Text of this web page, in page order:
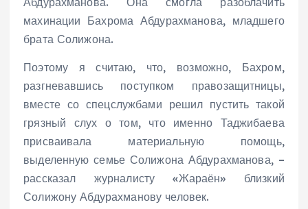
махинации Бахрома Абдурахманова, младшего
брата Солижона.
Поэтому я считаю, что, возможно, Бахром,
разгневавшись поступком правозащитницы,
вместе со спецслужбами решил пустить такой
грязный слух о том, что именно Таджибаева
присваивала материальную помощь,
выделенную семье Солижона Абдурахманова, –
рассказал журналисту «Жараён» близкий
Солижону Абдурахманову человек.